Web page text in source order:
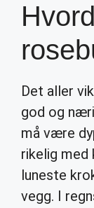
Det aller
god og
må være
rikelig med
luneste
vegg. I